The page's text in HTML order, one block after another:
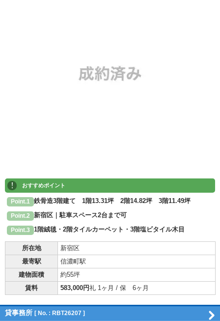
! おすすめポイント
Point.1 鉄骨造3階建て 1階13.31坪 2階14.82坪 3階11.49坪
Point.2 新宿区｜駐車スペース2台まで可
Point.3 1階絨毯・2階タイルカーペット・3階塩ビタイル木目
所在地
新宿区
最寄駅
信濃町駅
建物面積
約55坪
賃料
583,000円礼 1ヶ月 / 保 6ヶ月
貸事務所 [ No. : RBT26207 ]